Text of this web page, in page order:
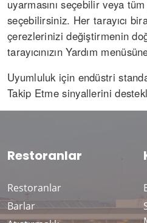
uyarmasını seçebilir veya
seçebilirsiniz. Her tarayıcı
çerezlerinizi değiştirmenin
tarayıcınızın Yardım
Uyumluluk için endüstri
Takip Etme sinyallerini
Restoranlar
Restoranlar
Barlar